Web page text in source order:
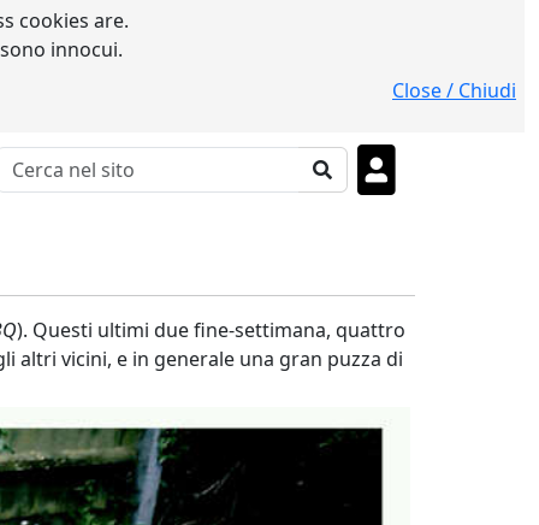
cookies are.
innocui.
Close / Chiudi
). Questi ultimi due fine-settimana, quattro
altri vicini, e in generale una gran puzza di